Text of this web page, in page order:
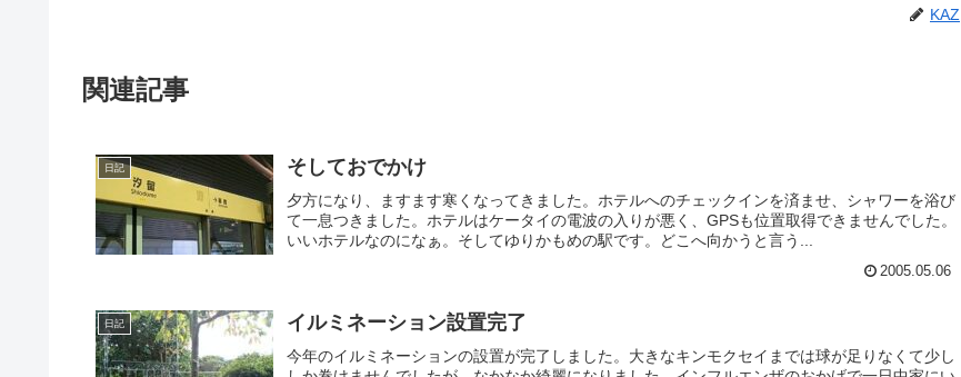
KAZ
関連記事
日記 そしておでかけ
夕方になり、ますます寒くなってきました。ホテルへのチェックインを済ませ、シャワーを浴び
て一息つきました。ホテルはケータイの電波の入りが悪く、GPSも位置取得できませんでした。
いいホテルなのになぁ。そしてゆりかもめの駅です。どこへ向かうと言う...
2005.05.06
日記 イルミネーション設置完了
今年のイルミネーションの設置が完了しました。大きなキンモクセイまでは球が足りなくて少し